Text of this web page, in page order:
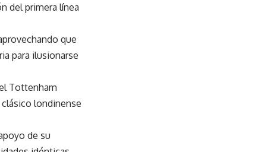
del primera línea
que
para ilusionarse
Tottenham
londinense
de su